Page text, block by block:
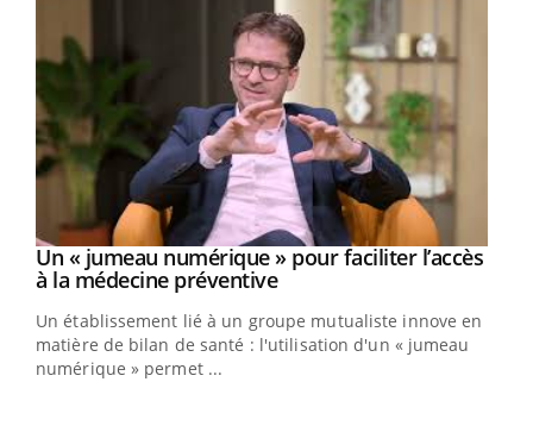
Youtube
Un « jumeau numérique » pour faciliter l’accès
à la médecine préventiveYoutube
Un établissement lié à un groupe mutualiste innove en
matière de bilan de santé : l'utilisation d'un « jumeau
numérique » permet ...